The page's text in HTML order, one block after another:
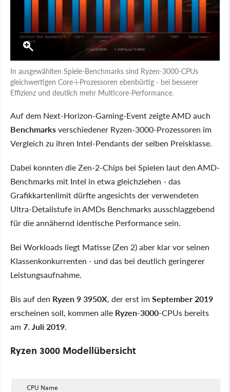
In ausgewählten Spiele-Benchmarks sind Ryzen-3000-CPUs
gleichwertigen Core-i-Prozessoren ebenbürtig - bei besserer
Effizienz und deutlich mehr Multicore-Performance.
Auf dem Next-Horizon-Gaming-Event zeigte AMD auch
Benchmarksverschiedener Ryzen-3000-Prozessoren im
Vergleich zu ihren Intel-Pendants der selben Preisklasse.
Dabei konnten die Zen-2-Chips bei Spielen laut den AMD-
Benchmarks mit Intel in etwa gleichziehen - das
Grafikkartenlimit dürfte angesichts der verwendeten
Ultra-Detailstufe in AMDs Benchmarks ausschlaggebend
für die annähernd identische Performance sein.
Bei Workloads liegt Matisse (Zen 2) aber klar vor seinen
Klassenkonkurrenten - und das bei deutlich geringerer
Leistungsaufnahme.
Bis auf den Ryzen 9 3950X, der erst imSeptember 2019
erscheinen soll, kommen alle Ryzen-3000-CPUs bereits
am7. Juli 2019.
Ryzen 3000 Modellübersicht
CPU Name